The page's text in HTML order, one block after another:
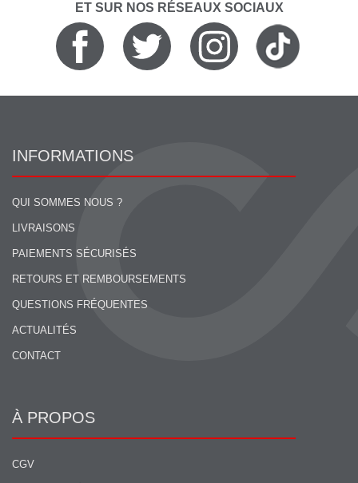
ET SUR NOS RÉSEAUX SOCIAUX
INFORMATIONS
QUI SOMMES NOUS ?
LIVRAISONS
PAIEMENTS SÉCURISÉS
RETOURS ET REMBOURSEMENTS
QUESTIONS FRÉQUENTES
ACTUALITÉS
CONTACT
À PROPOS
CGV